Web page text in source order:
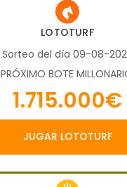
LOTOTURF
Sorteo del día 09-08-
PRÓXIMO BOTE
1.715.000€
JUGAR LOTOTURF